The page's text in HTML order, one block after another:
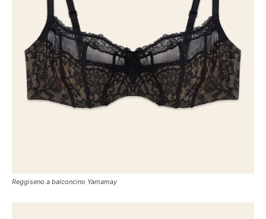
Reggiseno a balconcino Yamamay